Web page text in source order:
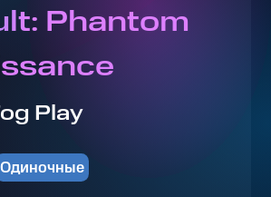
Phantom
Play
Одиночные